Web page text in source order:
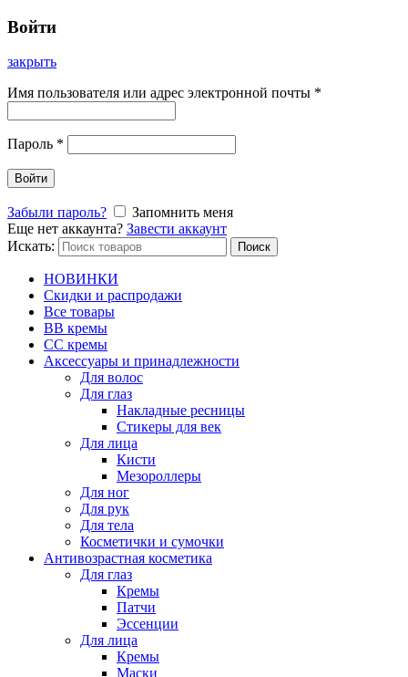
Войти
закрыть
Имя пользователя или адрес электронной почты *
Пароль *
Войти
Забыли пароль?
Запомнить меня
Еще нет аккаунта? Завести аккаунт
Искать:
Поиск
НОВИНКИ
Скидки и распродажи
Все товары
BB кремы
CC кремы
Аксессуары и принадлежности
Для волос
Для глаз
Накладные ресницы
Стикеры для век
Для лица
Кисти
Мезороллеры
Для ног
Для рук
Для тела
Косметички и сумочки
Антивозрастная косметика
Для глаз
Кремы
Патчи
Эссенции
Для лица
Кремы
Маски